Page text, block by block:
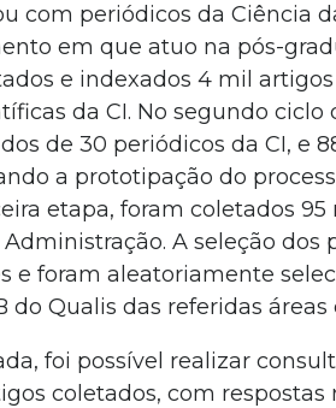
com periódicos da Ciência
em que atuo na pós-
e indexados 4 mil
da CI. No segundo ciclo
de 30 periódicos da CI, e
a prototipação do
etapa, foram coletados
Administração. A seleção dos
e foram aleatoriamente
do Qualis das referidas
foi possível realizar
coletados, com respostas